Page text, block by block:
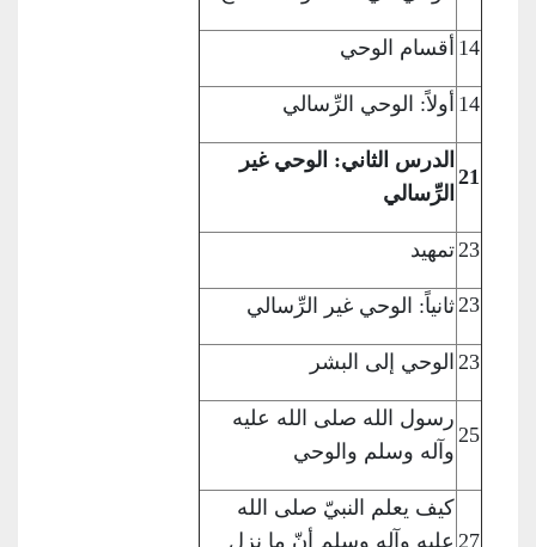
14 أقسام الوحي
14 أولاً: الوحي الرِّسالي
21
الدرس الثاني: الوحي غير
الرِّسالي
23تمهيد
23ثانياً: الوحي غير الرِّسالي
23 الوحي إلى البشر
25
رسول الله صلى الله عليه
وآله وسلم والوحي
27
كيف يعلم النبيّ صلى الله
عليه وآله وسلم أنّ ما نزل